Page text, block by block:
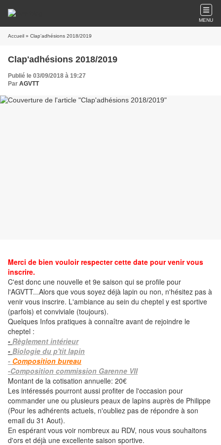
MENU
Accueil » Clap'adhésions 2018/2019
Clap'adhésions 2018/2019
Publié le 03/09/2018 à 19:27
Par AGVTT
Merci de bien vouloir respecter cette date pour venir vous
inscrire.
C'est donc une nouvelle et 9e saison qui se profile pour
l'AGVTT...Alors que vous soyez déjà lapin ou non, n'hésitez pas à
venir vous inscrire. L'ambiance au sein du cheptel y est sportive
(parfois) et conviviale (toujours)​.
Quelques Infos pratiques à connaître avant de rejoindre le
cheptel :
- Règlement intérieur
- Biologie du p'tit lapin
- Composition bureau
-Composition commission Garenne VII
Montant de la cotisation annuelle: 20€
Les intéressés pourront aussi profiter de l'occasion pour
commander une ou plusieurs peaux de lapins auprès de Philippe
(Pour les adhérents actuels, n'oubliez pas de répondre à son
email du 31 Aout).
En espérant vous voir nombreux au RDV, nous vous souhaitons
d'ors et déjà une excellente saison sportive.